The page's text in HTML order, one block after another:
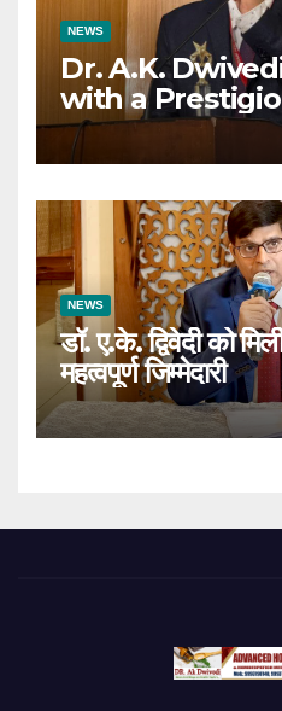
NEWS
Dr. A.K.
with a
Responsibility
NEWS
डॉ. ए.के. द्विवेदी को
महत्वपूर्ण जिम्मेदारी